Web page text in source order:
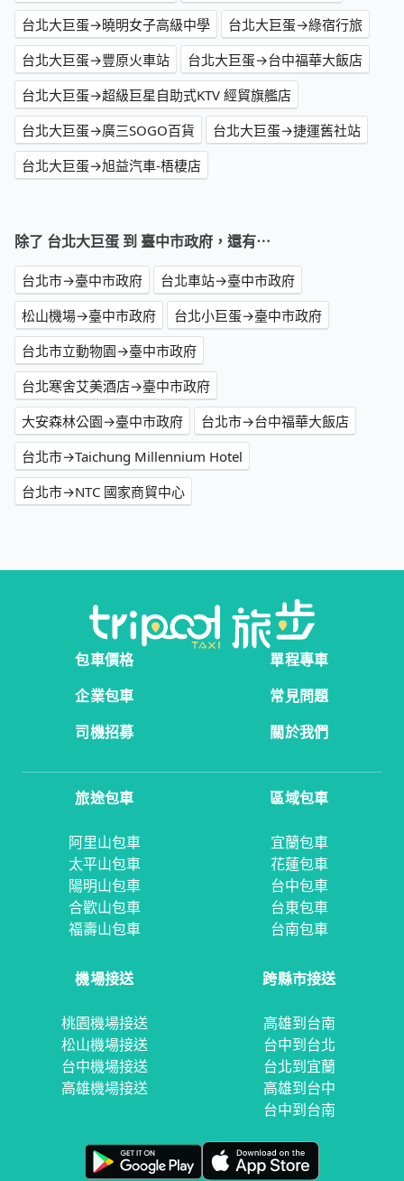
台北大巨蛋→曉明女子高級中學
台北大巨蛋→綠宿行旅
台北大巨蛋→豐原火車站
台北大巨蛋→台中福華大飯店
台北大巨蛋→超級巨星自助式KTV 經貿旗艦店
台北大巨蛋→廣三SOGO百貨
台北大巨蛋→捷運舊社站
台北大巨蛋→旭益汽車-梧棲店
除了 台北大巨蛋 到 臺中市政府，還有⋯
台北市→臺中市政府
台北車站→臺中市政府
松山機場→臺中市政府
台北小巨蛋→臺中市政府
台北市立動物園→臺中市政府
台北寒舍艾美酒店→臺中市政府
大安森林公園→臺中市政府
台北市→台中福華大飯店
台北市→Taichung Millennium Hotel
台北市→NTC 國家商貿中心
包車價格
單程專車
企業包車
常見問題
司機招募
關於我們
旅途包車
阿里山包車
太平山包車
陽明山包車
合歡山包車
福壽山包車
區域包車
宜蘭包車
花蓮包車
台中包車
台東包車
台南包車
機場接送
桃園機場接送
松山機場接送
台中機場接送
高雄機場接送
跨縣市接送
高雄到台南
台中到台北
台北到宜蘭
高雄到台中
台中到台南